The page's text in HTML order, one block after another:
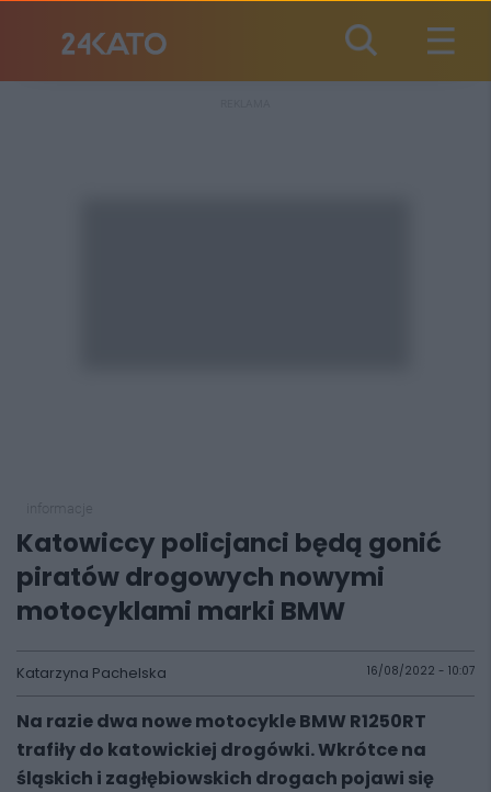
Katowiccy policjanci będą gonić
piratów drogowych nowymi
motocyklami marki BMW
Katarzyna Pachelska 16/08/2022 - 10:07
Na razie dwa nowe motocykle BMW R1250RT
trafiły do katowickiej drogówki. Wkrótce na
śląskich i zagłębiowskich drogach pojawi się